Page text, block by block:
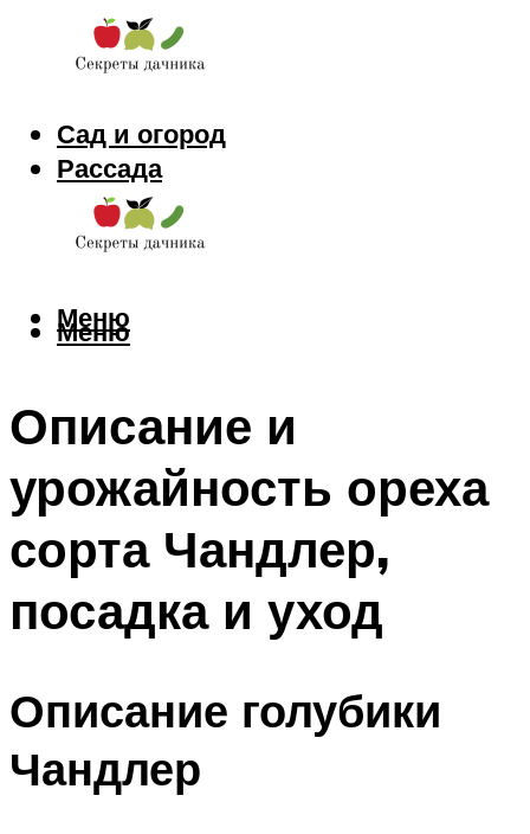
Сад и огород
Рассада
Цветы
Заготовки
Меню
Меню
Описание и
урожайность ореха
сорта Чандлер,
посадка и уход
Описание голубики
Чандлер